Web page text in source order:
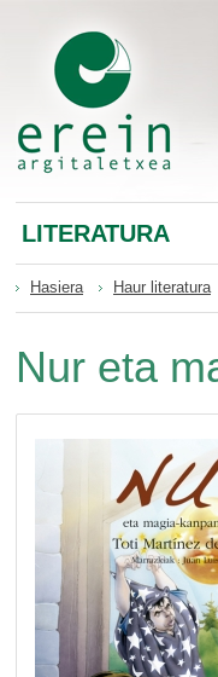
LITERATURA
Hasiera Haur literatura
Nur eta